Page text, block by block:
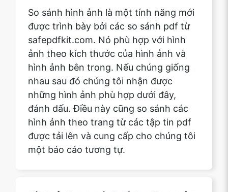
ảnh theo kích thước của hình ảnh và
hình ảnh bên trong. Nếu chúng giống
nhau sau đó chúng tôi nhận được
những hình ảnh phù hợp dưới đây,
đánh dấu. Điều này cũng so sánh các
hình ảnh theo trang từ các tập tin pdf
được tải lên và cung cấp cho chúng tôi
một báo cáo tương tự.
Hình ảnh so sánh tính năng của